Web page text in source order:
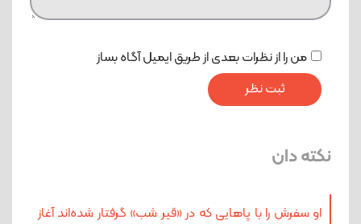
من را از نظرات بعدی از طریق ایمیل آگاه بساز
نکته دان
او سفرش را با پاهایی که در «قیر شب» گرفتار شده‌اند آغاز